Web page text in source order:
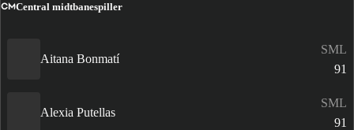
CMCentral midtbanespiller
Aitana Bonmatí
SML
91
Alexia Putellas
SML
91